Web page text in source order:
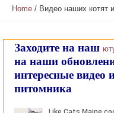
Home / Видео наших котят
Заходите на наш
на наши
интересные видео
питомника